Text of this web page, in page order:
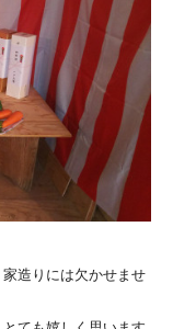
家造りには欠かせませ